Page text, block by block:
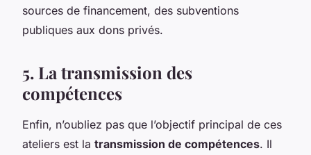
sources de financement, des subventions
publiques aux dons privés.
5. La transmission des
compétences
Enfin, n’oubliez pas que l’objectif principal de ces
ateliers est la transmission de compétences. Il